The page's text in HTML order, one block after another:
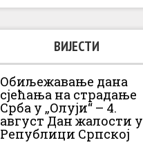
ВИЈЕСТИ
Обиљежавање дана
сјећања на страдање
Срба у „Олуји“ – 4.
август Дан жалости у
Републици Српској